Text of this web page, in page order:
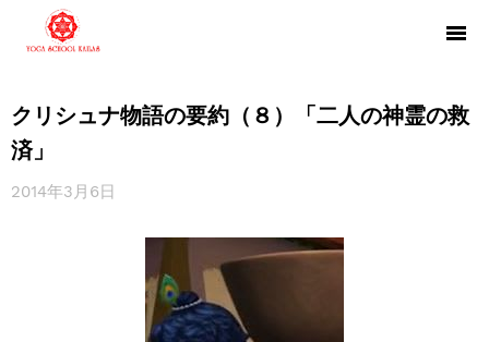
クリシュナ物語の要約（８）「二人の神霊の救
済」
2014年3月6日